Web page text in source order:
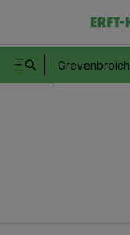
Grevenbroich